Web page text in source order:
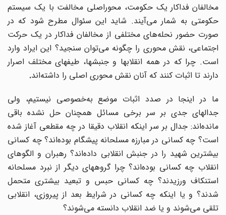
مخالفان فداکار یک حکومت، محوراصلی مخالفت با یک سیستم
حکومتی به شمار میآیند. شاید این سئوال مطرح شود که در
صورت حضور نحلههای مختلفی از مخالفان فداکار در یک حرکت
اجتماعی، نقش محوری را چگونه میتوان سنجید؟ این ایراد وارد
است. چرا که در همه انقلابها و جنبشها، طیفهای مختلف اصرار
دارند تا اثبات کنند که آنان نقش محوری اصلی را داشته‌اند.
ما در اینجا در صدد اثبات موضع به خصوصی نیستیم، ولی
جدالهای جدی بر سر برخی مسائل همچنان حل نشده باقی
ماندهاند: جدال بر سر اینکه انقلاب دقیقا در چه مقطعی آغاز شده
است؟ چه کسانی در مبارزه مسلحانه پیشگام بودهاند؟ چه کسانی
بیشترین شهید را در جنبش انقلابی داده‌اند؟ رهبران و الگوهای
انقلاب چه کسانی بوده‌اند؟ چرا گروههای دیگر از نبرد مسلحانه
استنکاف ورزیدند؟ چه کسانی حبس و تبعید بیشتری متحمل
شدند؟ و یا اینکه چه کسانی در شرایط بعد از پیروزی، انقلابی
تلقی می‌شوند و یا ضد انقلاب دانسته می‌شوند؟